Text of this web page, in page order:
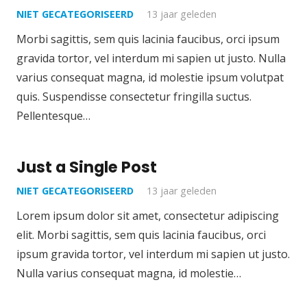
NIET GECATEGORISEERD 13 jaar geleden
Morbi sagittis, sem quis lacinia faucibus, orci ipsum
gravida tortor, vel interdum mi sapien ut justo. Nulla
varius consequat magna, id molestie ipsum volutpat
quis. Suspendisse consectetur fringilla suctus.
Pellentesque…
Just a Single Post
NIET GECATEGORISEERD 13 jaar geleden
Lorem ipsum dolor sit amet, consectetur adipiscing
elit. Morbi sagittis, sem quis lacinia faucibus, orci
ipsum gravida tortor, vel interdum mi sapien ut justo.
Nulla varius consequat magna, id molestie…